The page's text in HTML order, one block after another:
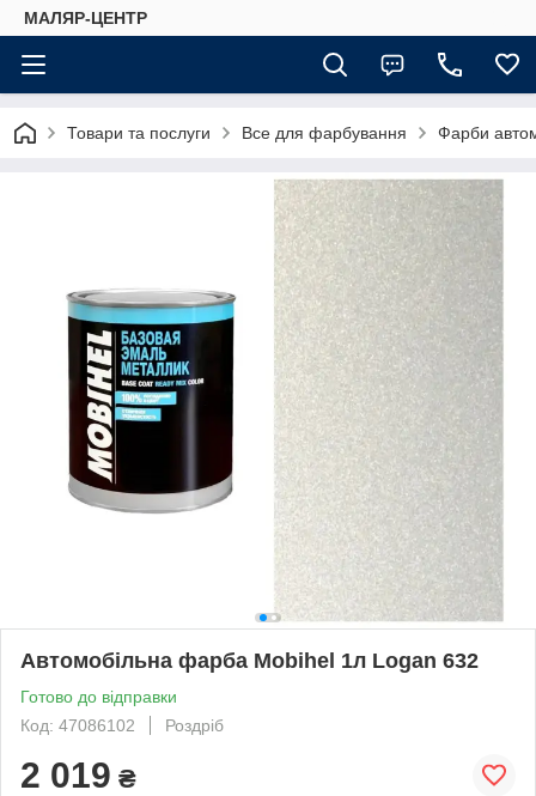
МАЛЯР-ЦЕНТР
Товари та послуги Все для фарбування Фарби
Автомобільна фарба Mobihel 1л Logan 632
Готово до відправки
Код: 47086102
Роздріб
2 019 ₴